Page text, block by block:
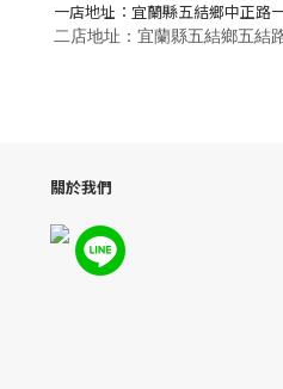
一店地址：宜蘭縣五結鄉中正路
二店地址：宜蘭縣五結鄉五結
關於我們